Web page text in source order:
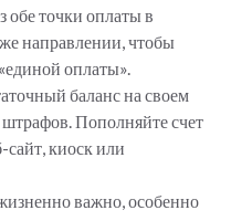
обе точки оплаты в
направлении, чтобы
оплаты».
баланс на своем
Пополняйте счет
сайт, киоск или
важно, особенно